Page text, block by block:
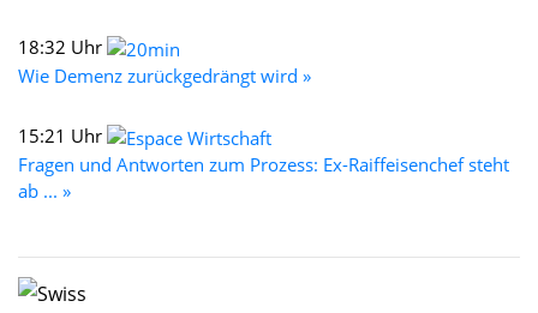
18:32 Uhr
Wie Demenz zurückgedrängt wird »
15:21 Uhr
Fragen und Antworten zum Prozess: Ex-Raiffeisenchef steht
ab ... »